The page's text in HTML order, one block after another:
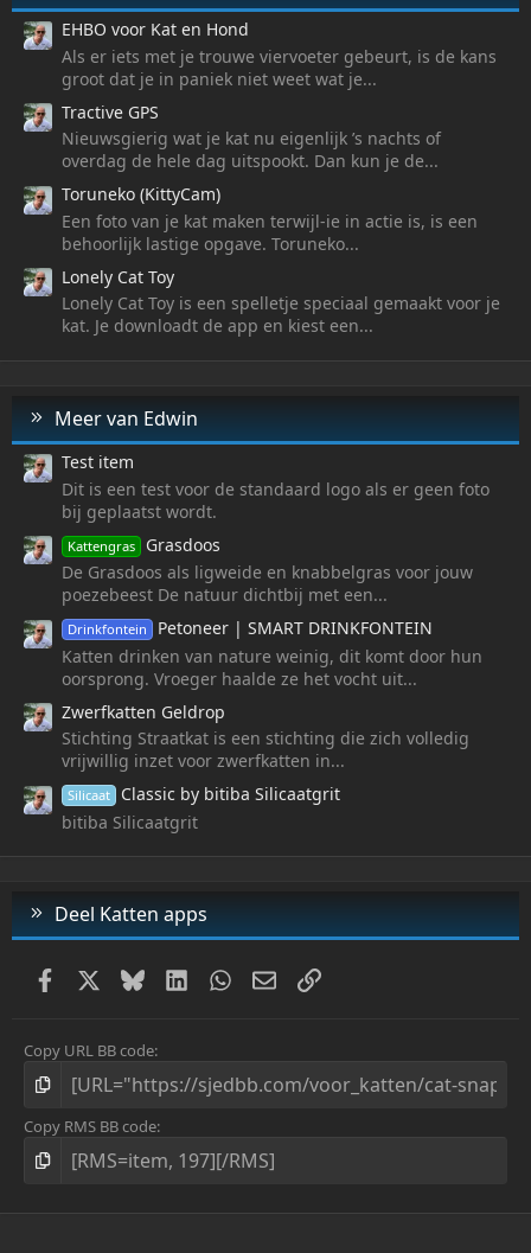
t
EHBO voor Kat en Hond
Als er iets met je trouwe viervoeter gebeurt, is de kans
groot dat je in paniek niet weet wat je...
Tractive GPS
Nieuwsgierig wat je kat nu eigenlijk ’s nachts of
overdag de hele dag uitspookt. Dan kun je de...
Toruneko (KittyCam)
Een foto van je kat maken terwijl-ie in actie is, is een
behoorlijk lastige opgave. Toruneko...
Lonely Cat Toy
Lonely Cat Toy is een spelletje speciaal gemaakt voor je
kat. Je downloadt de app en kiest een...
Meer van Edwin
Test item
Dit is een test voor de standaard logo als er geen foto
bij geplaatst wordt.
Kattengras
Grasdoos
De Grasdoos als ligweide en knabbelgras voor jouw
poezebeest De natuur dichtbij met een...
Drinkfontein
Petoneer | SMART DRINKFONTEIN
Katten drinken van nature weinig, dit komt door hun
oorsprong. Vroeger haalde ze het vocht uit...
Zwerfkatten Geldrop
Stichting Straatkat is een stichting die zich volledig
vrijwillig inzet voor zwerfkatten in...
Silicaat
Classic by bitiba Silicaatgrit
bitiba Silicaatgrit
Deel Katten apps
Facebook BlueskyLinkedInWhatsApp
E-mailLink
Copy URL BB code
Copy RMS BB code